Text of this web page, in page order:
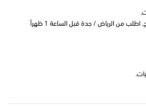
من الرياض / جدة قبل الساعة 1 ظهراً